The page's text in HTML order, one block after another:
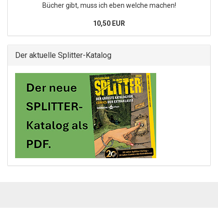
Bücher gibt, muss ich eben welche machen!
10,50 EUR
Der aktuelle Splitter-Katalog